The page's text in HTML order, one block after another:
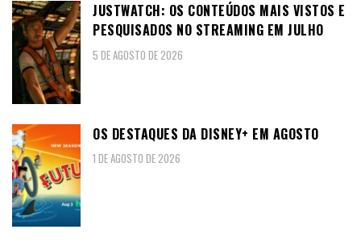
JUSTWATCH: OS CONTEÚDOS MAIS VISTOS E
PESQUISADOS NO STREAMING EM JULHO
5 DE AGOSTO DE 2026
OS DESTAQUES DA DISNEY+ EM AGOSTO
1 DE AGOSTO DE 2026